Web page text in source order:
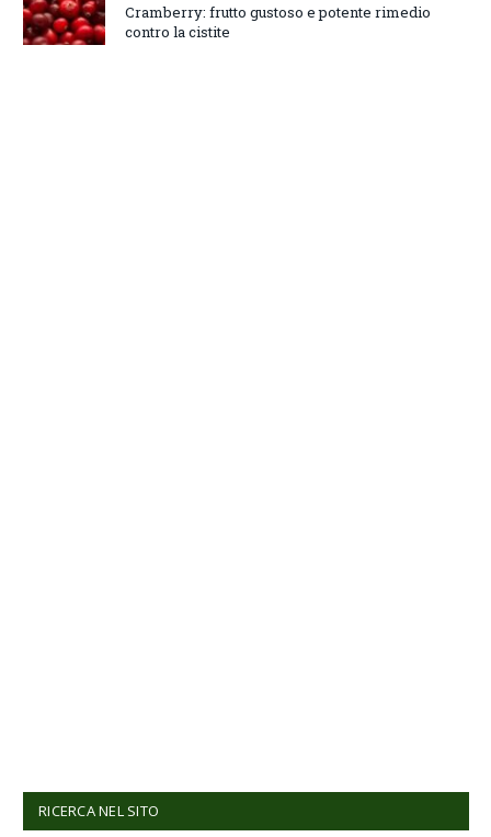
Cramberry: frutto gustoso e potente rimedio
contro la cistite
RICERCA NEL SITO